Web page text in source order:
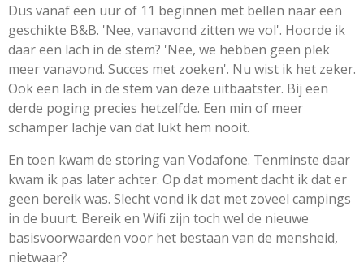
Dus vanaf een uur of 11 beginnen met bellen naar een
geschikte B&B. 'Nee, vanavond zitten we vol'. Hoorde ik
daar een lach in de stem? 'Nee, we hebben geen plek
meer vanavond. Succes met zoeken'. Nu wist ik het zeker.
Ook een lach in de stem van deze uitbaatster. Bij een
derde poging precies hetzelfde. Een min of meer
schamper lachje van dat lukt hem nooit.
En toen kwam de storing van Vodafone. Tenminste daar
kwam ik pas later achter. Op dat moment dacht ik dat er
geen bereik was. Slecht vond ik dat met zoveel campings
in de buurt. Bereik en Wifi zijn toch wel de nieuwe
basisvoorwaarden voor het bestaan van de mensheid,
nietwaar?